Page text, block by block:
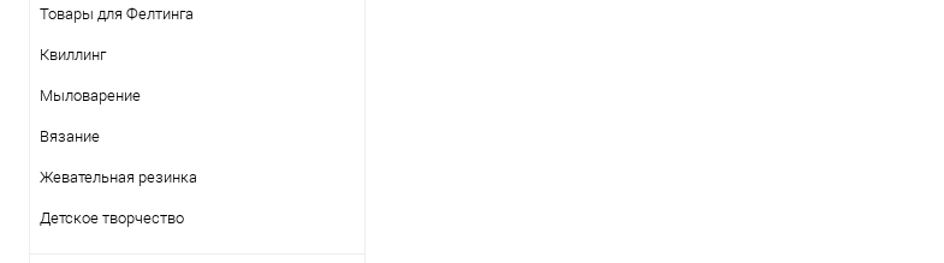
Товары для Фелтинга
Квиллинг
Мыловарение
Вязание
Жевательная резинка
Детское творчество